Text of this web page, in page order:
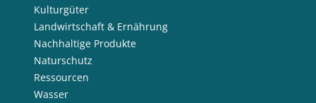
Kulturgüter
Landwirtschaft & Ernährung
Nachhaltige Produkte
Naturschutz
Ressourcen
Wasser